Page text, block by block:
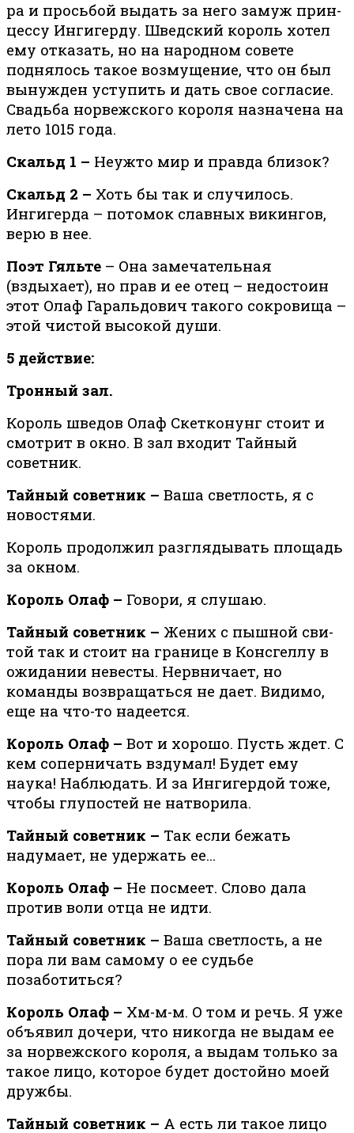
ра и прось­бой вы­дать за него за­муж прин­
цес­су Ингигерду. Швед­ский ко­роль хотел
ему отказать, но на народном совете
поднялось такое воз­му­ще­ние, что он был
вынужден усту­пить и дать свое со­гла­сие.
Свадь­ба нор­веж­ско­го ко­ро­ля на­зна­че­на на
ле­то 1015 го­да.
Скальд 1 – Неужто мир и правда близок?
Скальд 2 – Хоть бы так и случилось.
Ингигерда – потомок славных викингов,
верю в нее.
Поэт Гяльте – Она замечательная
(вздыхает), но прав и ее отец – недостоин
этот Олаф Гаральдович такого сокровища –
этой чистой высокой души.
5 действие:
Тронный зал.
Король шведов Олаф Скетконунг стоит и
смотрит в окно. В зал входит Тайный
советник.
Тайный советник – Ваша светлость, я с
новостями.
Король продолжил разглядывать площадь
за окном.
Король Олаф – Говори, я слушаю.
Тайный советник – Же­них с пыш­ной сви­
той так и стоит на гра­ни­це в Консгел­лу в
ожидании невесты. Нервничает, но
команды возвращаться не дает. Видимо,
еще на что-то надеется.
Король Олаф – Вот и хорошо. Пусть ждет. С
кем соперничать вздумал! Будет ему
наука! Наблюдать. И за Ингигердой тоже,
чтобы глупостей не натворила.
Тайный советник – Так если бежать
надумает, не удержать ее…
Король Олаф – Не посмеет. Слово дала
против воли отца не идти.
Тайный советник – Ваша светлость, а не
пора ли вам самому о ее судьбе
позаботиться?
Король Олаф – Хм-м-м. О том и речь. Я уже
объ­явил до­че­ри, что ни­ко­гда не вы­дам ее
за нор­веж­ско­го ко­ро­ля, а вы­дам толь­ко за
та­кое ли­цо, ко­то­рое бу­дет до­стой­но моей
друж­бы.
Тайный советник – А есть ли такое лицо